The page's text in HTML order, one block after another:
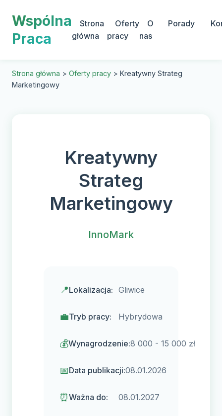
Wspólna
Praca
Strona
główna
Oferty
pracy
O
nas
Porady
Strona główna > Oferty pracy > Kreatywny Strateg
Marketingowy
Kreatywny
Strateg
Marketingowy
InnoMark
📍Lokalizacja: Gliwice
💼Tryb pracy: Hybrydowa
💰Wynagrodzenie:8 000 - 15 000 zł
📅Data publikacji:08.01.2026
⏰Ważna do: 08.01.2027